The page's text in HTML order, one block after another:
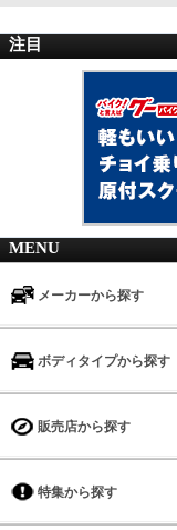
注目
MENU
メーカーから探す
ボディタイプから探す
販売店から探す
特集から探す